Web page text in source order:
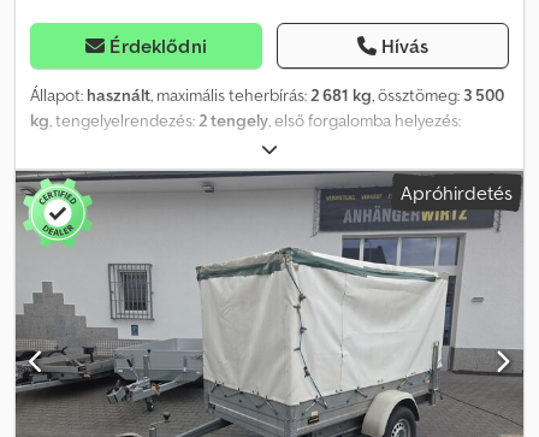
Érdeklődni Hívás
Állapot: használt, maximális teherbírás:2 681 kg, össztömeg: 3 500
kg, tengelyelrendezés:2 tengely, első forgalomba helyezés:
3 600 mm, rakodótér szélesség:
raktérmagasság:200 mm, teljes szélesség:2 400 mm, teljes
magasság:
, Autószállító felépítmény, tüzihorganyzott, V-
vontatórúddal, lapáttartóval, 20 cm magas hegesztett
oldalfalakkal, járható acél sárvédőkkel, oldalanként 4 rögzítési
profillal, alumínium bordáslemez padlóval, hátsó felhajtó rámpával,
"Stema/Knott" tengely(ekkel), lengéscsillapítókkal, nehéz
teherbírású támasztókerékkel, túlfutófék, kézifék. A jármű
feliratozható és/vagy reklámmal ragasztható. SI86465 Crodpfx
Abey Nu Rvsxof Ajánlatunk általában nem tartalmaz új TÜV vizsgát.
Amennyiben új TÜV vizsgát szeretne, partnerműhelyeink ajánlatot
készítenek Önnek. A jármű feliratozható és/vagy reklámmal
Apróhirdetés